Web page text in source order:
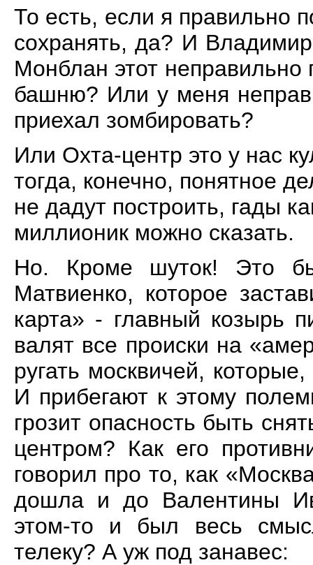
То есть, если я правильно
сохранять, да? И
Монблан этот
башню? Или у меня
приехал зомбировать?
Или Охта-центр это у нас
тогда, конечно, понятное
не дадут построить, гады
миллионик можно сказать.
Но. Кроме шуток! Это
Матвиенко, которое
карта» - главный козырь
валят все происки на
ругать москвичей,
И прибегают к этому
грозит опасность быть
центром? Как его
говорил про то, как
дошла и до Валентины
этом-то и был весь
телеку? А уж под занавес: